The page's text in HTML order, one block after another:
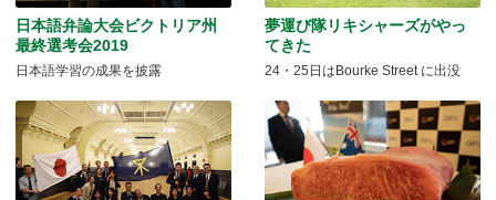
日本語弁論大会ビクトリア州
最終選考会2019
日本語学習の成果を披露
夢運び隊リキシャーズがやっ
てきた
24・25日はBourke Street に出没